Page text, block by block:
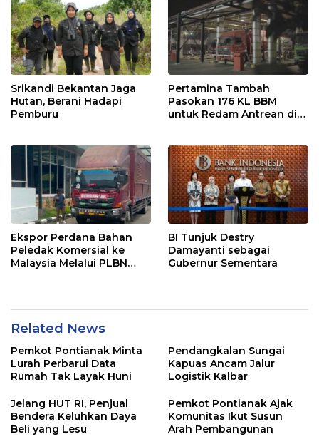
Srikandi Bekantan Jaga
Hutan, Berani Hadapi
Pemburu
Pertamina Tambah
Pasokan 176 KL BBM
untuk Redam Antrean di
Ekspor Perdana Bahan
Peledak Komersial ke
Malaysia Melalui PLBN
BI Tunjuk Destry
Damayanti sebagai
Gubernur Sementara
Related News
Pemkot Pontianak Minta
Lurah Perbarui Data
Rumah Tak Layak Huni
Pendangkalan Sungai
Kapuas Ancam Jalur
Logistik Kalbar
Jelang HUT RI, Penjual
Bendera Keluhkan Daya
Beli yang Lesu
Pemkot Pontianak Ajak
Komunitas Ikut Susun
Arah Pembangunan